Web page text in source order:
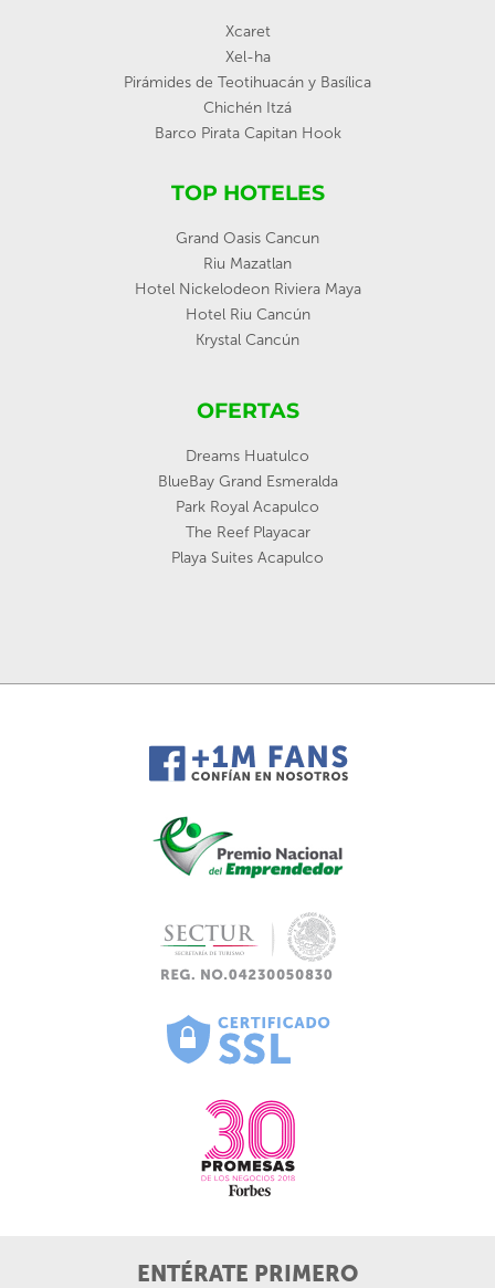
Xcaret
Xel-ha
Pirámides de Teotihuacán y Basílica
Chichén Itzá
Barco Pirata Capitan Hook
TOP HOTELES
Grand Oasis Cancun
Riu Mazatlan
Hotel Nickelodeon Riviera Maya
Hotel Riu Cancún
Krystal Cancún
OFERTAS
Dreams Huatulco
BlueBay Grand Esmeralda
Park Royal Acapulco
The Reef Playacar
Playa Suites Acapulco
ENTÉRATE PRIMERO